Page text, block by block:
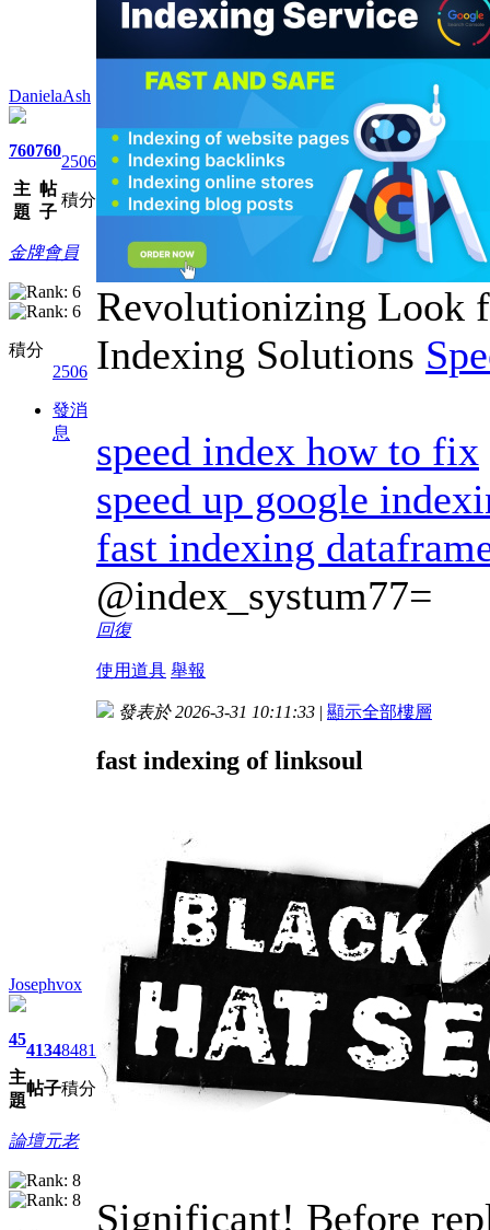
DanielaAsh
760
主
題
760
帖
子
2506
積分
金牌會員
積分
2506
發消
息
Revolutionizing Look
Indexing Solutions
speed index how to fix
speed up google
fast indexing
@index_systum77=
回復
使用道具 舉報
Josephvox
45
主
題
4134
帖子
8481
積分
論壇元老
發表於 2026-3-31 10:11:33 | 顯示全部樓層
fast indexing of linksoul
Significant! Before